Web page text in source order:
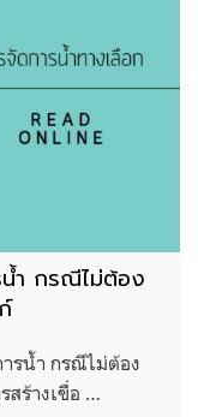
น้ำ กรณีไม่ต้อง
รน้ำ กรณีไม่ต้อง
สร้างเขื่อ …